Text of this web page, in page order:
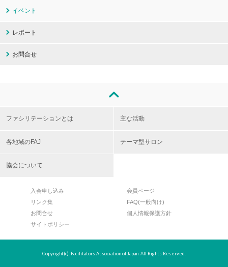
イベント
レポート
お問合せ
ファシリテーションとは 主な活動
各地域のFAJ テーマ型サロン
協会について
入会申し込み
会員ページ
リンク集
FAQ(一般向け)
お問合せ
個人情報保護方針
サイトポリシー
Copyright(c). Facilitators Association of Japan. All Rights Reserved.